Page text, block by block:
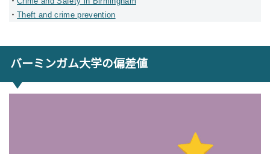
・Theft and crime prevention
バーミンガム大学の偏差値